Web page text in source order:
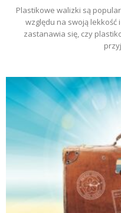
Plastikowe walizki są
względu na swoją lekkość
zastanawia się, czy